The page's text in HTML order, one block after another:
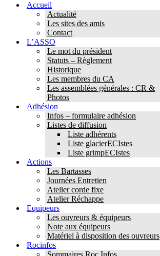
navigationAccueil
Actualité
Les sites des amis
Contact
L’ASSO
Le mot du président
Statuts – Règlement
Historique
Les membres du CA
Les assemblées générales : CR &
Photos
Adhésion
Infos – formulaire adhésion
Listes de diffusion
Liste adhérents
Liste glacierECIstes
Liste grimpECIstes
Actions
Les Bartasses
Journées Entretien
Atelier corde fixe
Atelier Réchappe
Equipeurs
Les ouvreurs & équipeurs
Note aux équipeurs
Matériel à disposition des ouvreurs
Rocinfos
Sommaires Roc Infos